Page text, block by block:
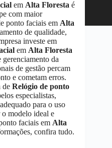
em Alta Floresta é
com maior
ponto faciais em Alta
de qualidade,
investe em
em Alta Floresta
da
de gestão percam
e cometam erros.
de Relógio de ponto
especialistas,
para o uso
modelo ideal e
faciais em Alta
confira tudo.